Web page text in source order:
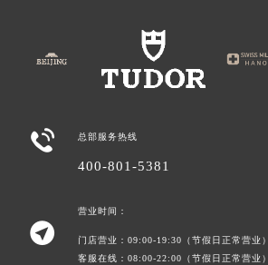
 总部服务热线
400-801-5381

营业时间：
门店营业：09:00-19:30（节假日正常营业）
客服在线：08:00-22:00（节假日正常营业）